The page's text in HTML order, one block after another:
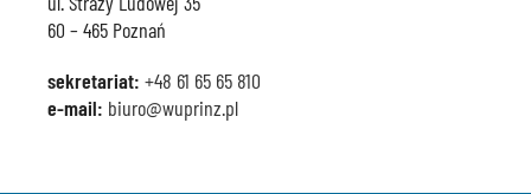
60 – 465 Poznań
sekretariat: +48 61 65 65 810
e-mail: biuro@wuprinz.pl